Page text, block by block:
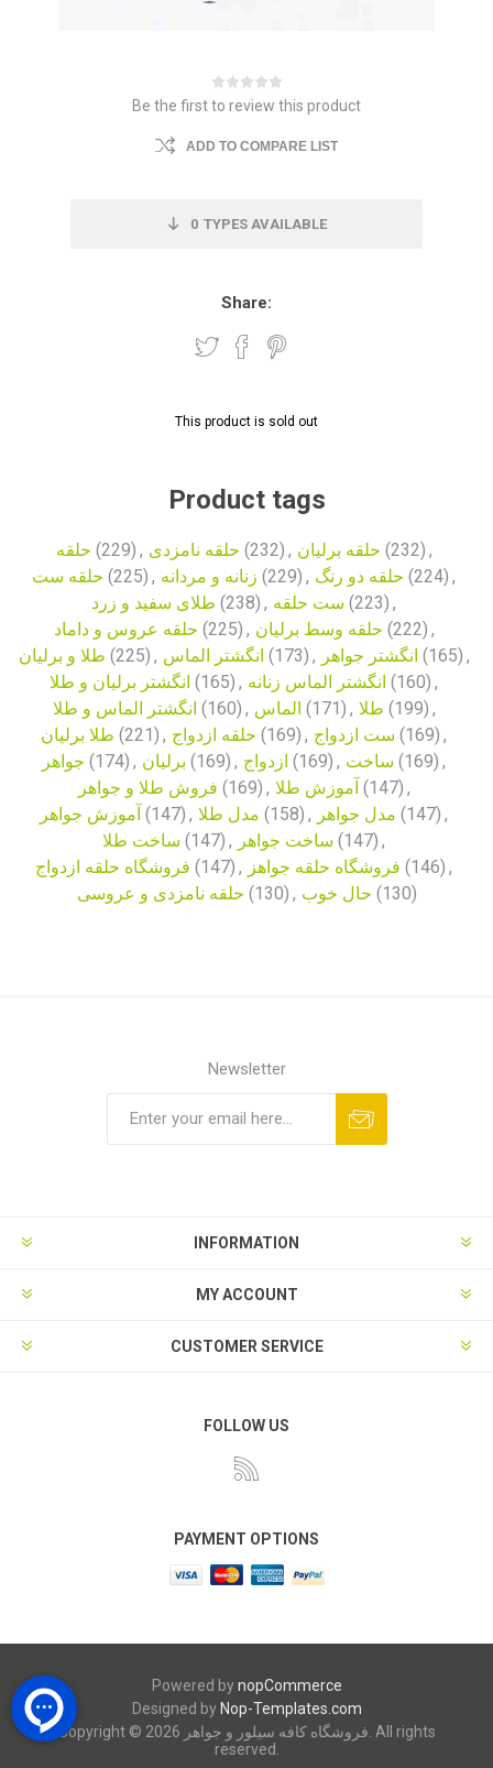
Be the first to review this product
ADD TO COMPARE LIST
0 TYPES AVAILABLE
Share:
This product is sold out
Product tags
حلقه (229) , حلقه نامزدی (232) , حلقه برلیان (232) ,
حلقه ست (225) , زنانه و مردانه (229) , حلقه دو رنگ (224) ,
طلای سفید و زرد (238) , ست حلقه (223) ,
حلقه عروس و داماد (225) , حلقه وسط برلیان (222) ,
طلا و برلیان (225) , انگشتر الماس (173) , انگشتر جواهر (165) ,
انگشتر برلیان و طلا (165) , انگشتر الماس زنانه (160) ,
انگشتر الماس و طلا (160) , الماس (171) , طلا (199) ,
طلا برلیان (221) , حلقه ازدواج (169) , ست ازدواج (169) ,
جواهر (174) , برلیان (169) , ازدواج (169) , ساخت (169) ,
فروش طلا و جواهر (169) , آموزش طلا (147) ,
آموزش جواهر (147) , مدل طلا (158) , مدل جواهر (147) ,
ساخت طلا (147) , ساخت جواهر (147) ,
فروشگاه حلقه ازدواج (147) , فروشگاه حلقه جواهز (146) ,
حلقه نامزدی و عروسی (130) , حال خوب (130)
Newsletter
INFORMATION
MY ACCOUNT
CUSTOMER SERVICE
FOLLOW US
PAYMENT OPTIONS
Powered bynopCommerce
Designed by Nop-Templates.com
Copyright © 2026 فروشگاه کافه سیلور و جواهر. All rights
reserved.